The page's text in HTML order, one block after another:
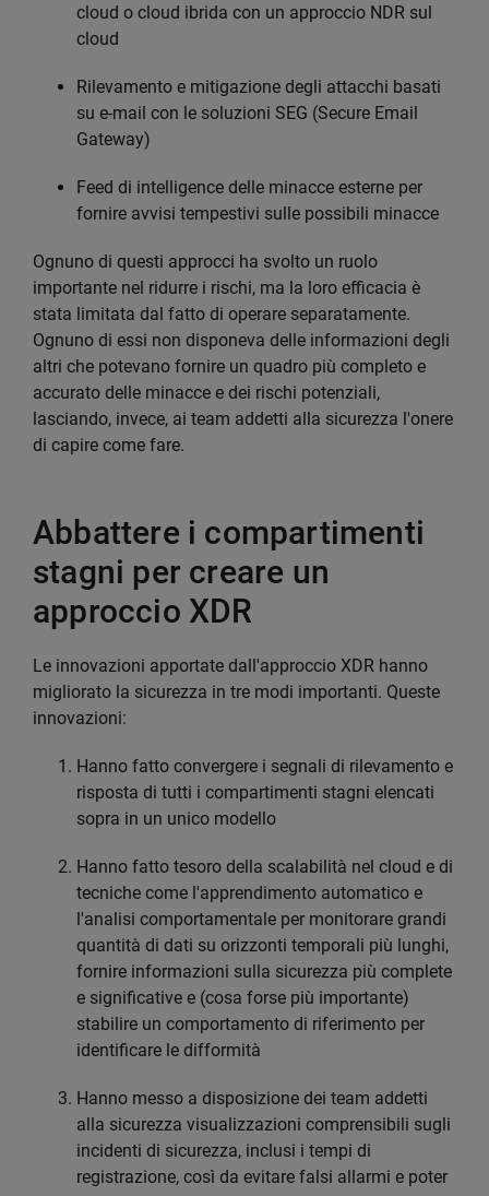
cloud o cloud ibrida con un approccio NDR sul
cloud
Rilevamento e mitigazione degli attacchi basati
su e-mail con le soluzioni SEG (Secure Email
Gateway)
Feed di intelligence delle minacce esterne per
fornire avvisi tempestivi sulle possibili minacce
Ognuno di questi approcci ha svolto un ruolo
importante nel ridurre i rischi, ma la loro efficacia è
stata limitata dal fatto di operare separatamente.
Ognuno di essi non disponeva delle informazioni degli
altri che potevano fornire un quadro più completo e
accurato delle minacce e dei rischi potenziali,
lasciando, invece, ai team addetti alla sicurezza l'onere
di capire come fare.
Abbattere i compartimenti
stagni per creare un
approccio XDR
Le innovazioni apportate dall'approccio XDR hanno
migliorato la sicurezza in tre modi importanti. Queste
innovazioni:
Hanno fatto convergere i segnali di rilevamento e
risposta di tutti i compartimenti stagni elencati
sopra in un unico modello
Hanno fatto tesoro della scalabilità nel cloud e di
tecniche come l'apprendimento automatico e
l'analisi comportamentale per monitorare grandi
quantità di dati su orizzonti temporali più lunghi,
fornire informazioni sulla sicurezza più complete
e significative e (cosa forse più importante)
stabilire un comportamento di riferimento per
identificare le difformità
Hanno messo a disposizione dei team addetti
alla sicurezza visualizzazioni comprensibili sugli
incidenti di sicurezza, inclusi i tempi di
registrazione, così da evitare falsi allarmi e poter